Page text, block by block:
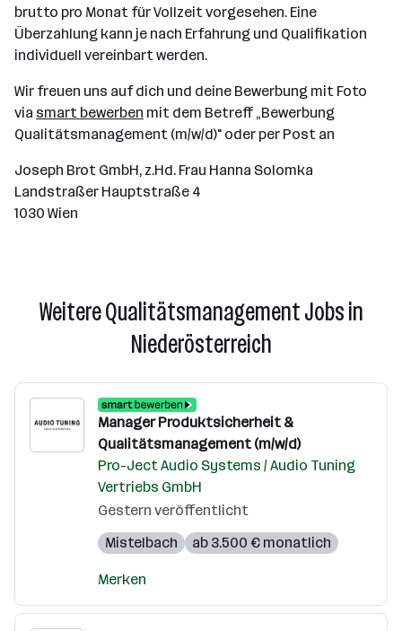
brutto pro Monat für Vollzeit vorgesehen. Eine
Überzahlung kann je nach Erfahrung und Qualifikation
individuell vereinbart werden.
Wir freuen uns auf dich und deine Bewerbung mit Foto
via smart bewerben mit dem Betreff „Bewerbung
Qualitätsmanagement (m/w/d)" oder per Post an
Joseph Brot GmbH, z.Hd. Frau Hanna Solomka
Landstraßer Hauptstraße 4
1030 Wien
Weitere Qualitätsmanagement Jobs in
Niederösterreich
Manager Produktsicherheit &
Qualitätsmanagement (m/w/d)
Pro-Ject Audio Systems / Audio Tuning
Vertriebs GmbH
Gestern veröffentlicht
Mistelbach
ab 3.500 € monatlich
Merken